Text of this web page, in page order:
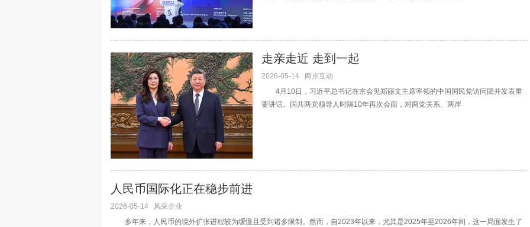
走亲走近 走到一起
2026-05-14
两岸互动
4月10日，习近平总书记在京会见郑丽文主席率领的中国国民党访问团并发表重
要讲话。国共两党领导人时隔10年再次会面，对两党关系、两岸
人民币国际化正在稳步前进
2026-05-14
风采企业
多年来，人民币的境外扩张进程较为缓慢且受到诸多限制。然而，自2023年以来，尤其是2025年至2026年间，这一局面发生了